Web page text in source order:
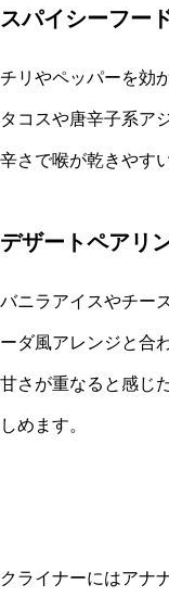
スパイシーフー
チリやペッパーを効
タコスや唐辛子系ア
辛さで喉が乾きやす
デザートペアリ
バニラアイスやチー
ーダ風アレンジと合
甘さが重なると感じ
しめます。
クライナーにはアナ